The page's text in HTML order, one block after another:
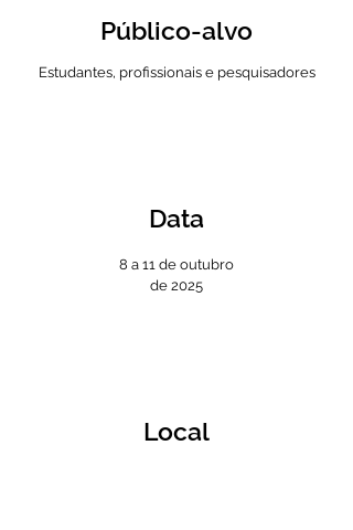
Público-alvo
Estudantes, profissionais e pesquisadores
Data
8 a 11 de outubro
de 2025
Local